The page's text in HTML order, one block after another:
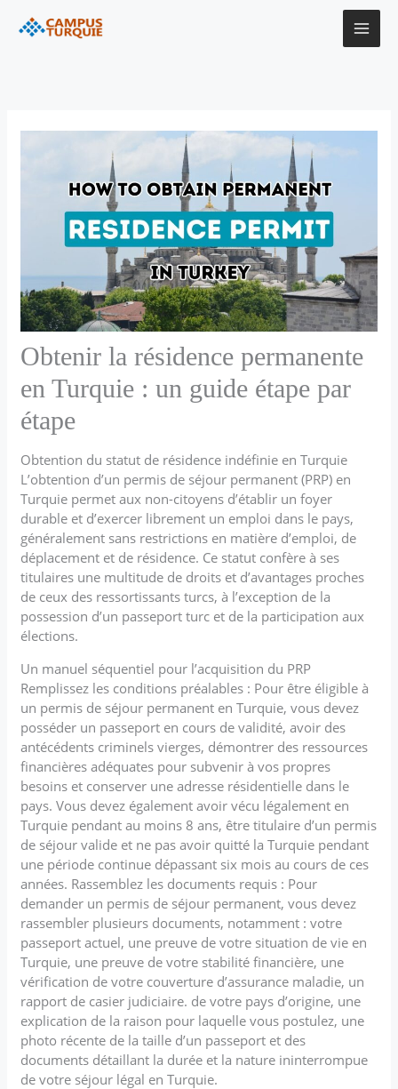
Obtenir la résidence permanente
en Turquie : un guide étape par
étape
Obtention du statut de résidence indéfinie en Turquie
L’obtention d’un permis de séjour permanent (PRP) en
Turquie permet aux non-citoyens d’établir un foyer
durable et d’exercer librement un emploi dans le pays,
généralement sans restrictions en matière d’emploi, de
déplacement et de résidence. Ce statut confère à ses
titulaires une multitude de droits et d’avantages proches
de ceux des ressortissants turcs, à l’exception de la
possession d’un passeport turc et de la participation aux
élections.
Un manuel séquentiel pour l’acquisition du PRP
Remplissez les conditions préalables : Pour être éligible à
un permis de séjour permanent en Turquie, vous devez
posséder un passeport en cours de validité, avoir des
antécédents criminels vierges, démontrer des ressources
financières adéquates pour subvenir à vos propres
besoins et conserver une adresse résidentielle dans le
pays. Vous devez également avoir vécu légalement en
Turquie pendant au moins 8 ans, être titulaire d’un permis
de séjour valide et ne pas avoir quitté la Turquie pendant
une période continue dépassant six mois au cours de ces
années. Rassemblez les documents requis : Pour
demander un permis de séjour permanent, vous devez
rassembler plusieurs documents, notamment : votre
passeport actuel, une preuve de votre situation de vie en
Turquie, une preuve de votre stabilité financière, une
vérification de votre couverture d’assurance maladie, un
rapport de casier judiciaire. de votre pays d’origine, une
explication de la raison pour laquelle vous postulez, une
photo récente de la taille d’un passeport et des
documents détaillant la durée et la nature ininterrompue
de votre séjour légal en Turquie.